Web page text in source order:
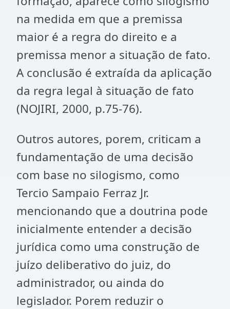
na medida em que a premissa
maior é a regra do direito e a
premissa menor a situação de fato.
A conclusão é extraída da aplicação
da regra legal à situação de fato
(NOJIRI, 2000, p.75-76).
Outros autores, porem, criticam a
fundamentação de uma decisão
com base no silogismo, como
Tercio Sampaio Ferraz Jr.
mencionando que a doutrina pode
inicialmente entender a decisão
jurídica como uma construção de
juízo deliberativo do juiz, do
administrador, ou ainda do
legislador. Porem reduzir o